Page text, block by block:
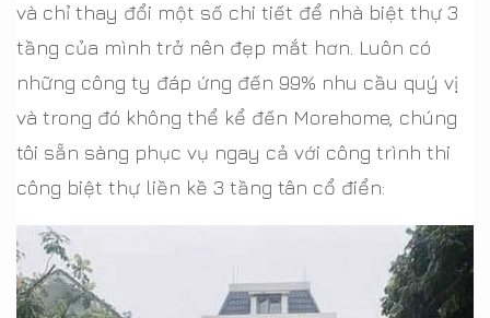
và chỉ thay đổi một số chi tiết để nhà biệt thự 3
tầng của mình trở nên đẹp mắt hơn. Luôn có
những công ty đáp ứng đến 99% nhu cầu quý vị
và trong đó không thể kể đến Morehome, chúng
tôi sẵn sàng phục vụ ngay cả với công trình thi
công biệt thự liền kề 3 tầng tân cổ điển: